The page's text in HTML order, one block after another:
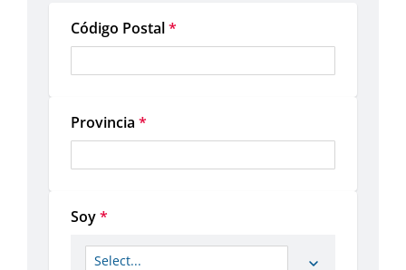
Código Postal*
Provincia *
Soy*